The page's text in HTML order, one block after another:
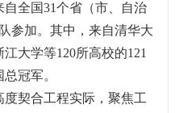
自全国31个省（市、自治
参加。其中，来自清华大
江大学等120所高校的121
冠军。
契合工程实际，聚焦工